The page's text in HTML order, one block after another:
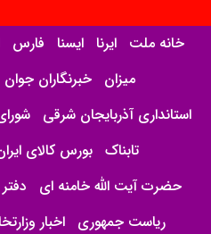
خانه ملت ایرنا ایسنا فارس
میزان خبرنگاران جوان
استانداری آذربایجان شرقی
تابناک بورس کالای
حضرت آیت الله خامنه ای
ریاست جمهوری اخبار